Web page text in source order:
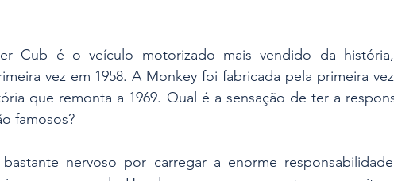
Cub é o veículo motorizado mais vendido da
vez em 1958. A Monkey foi fabricada pela primeira
que remonta a 1969. Qual é a sensação de ter a
famosos?
nervoso por carregar a enorme